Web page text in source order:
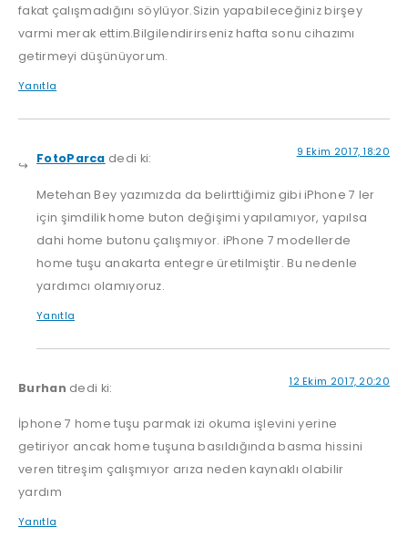
fakat çalışmadığını söylüyor.Sizin yapabileceğiniz birşey
varmi merak ettim.Bilgilendirirseniz hafta sonu cihazımı
getirmeyi düşünüyorum.
Yanıtla
FotoParca dedi ki: 9 Ekim 2017, 18:20
Metehan Bey yazımızda da belirttiğimiz gibi iPhone 7 ler
için şimdilik home buton değişimi yapılamıyor, yapılsa
dahi home butonu çalışmıyor. iPhone 7 modellerde
home tuşu anakarta entegre üretilmiştir. Bu nedenle
yardımcı olamıyoruz.
Yanıtla
Burhan dedi ki: 12 Ekim 2017, 20:20
İphone 7 home tuşu parmak izi okuma işlevini yerine
getiriyor ancak home tuşuna basıldığında basma hissini
veren titreşim çalışmıyor arıza neden kaynaklı olabilir
yardım
Yanıtla